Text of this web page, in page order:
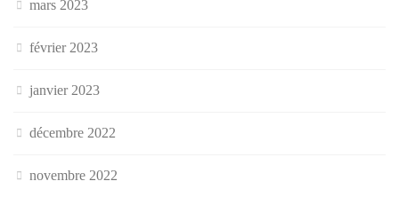
mars 2023
février 2023
janvier 2023
décembre 2022
novembre 2022